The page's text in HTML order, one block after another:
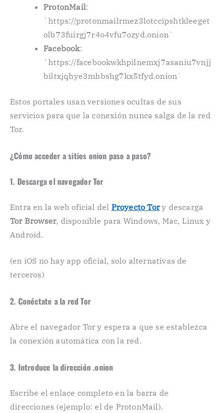
ProtonMail:
`https://protonmailrmez3lotccipshtkleeget
olb73fuirgj7r4o4vfu7ozyd.onion`
Facebook:
`https://facebookwkhpilnemxj7asaniu7vnjj
biltxjqhye3mhbshg7kx5tfyd.onion`
Estos portales usan versiones ocultas de sus
servicios para que la conexión nunca salga de la red
Tor.
¿Cómo acceder a sitios onion paso a paso?
1. Descarga el navegador Tor
Entra en la web oficial del Proyecto Tory descarga
Tor Browser, disponible para Windows, Mac, Linux y
Android.
(en iOS no hay app oficial, solo alternativas de
terceros)
2. Conéctate a la red Tor
Abre el navegador Tor y espera a que se establezca
la conexión automática con la red.
3. Introduce la dirección .onion
Escribe el enlace completo en la barra de
direcciones (ejemplo: el de ProtonMail).